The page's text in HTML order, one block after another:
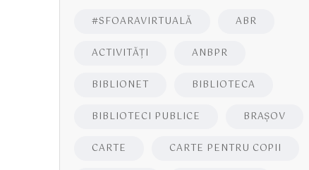
#SFOARAVIRTUALĂ ABR
ACTIVITĂŢI ANBPR
BIBLIONET BIBLIOTECA
BIBLIOTECI PUBLICE BRAŞOV
CARTE CARTE PENTRU COPII